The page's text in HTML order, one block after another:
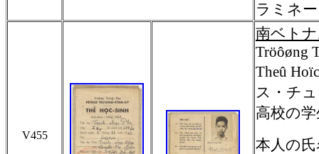
ラミネ
V455
南ベト
Tröôøng
Theû
ス・チ
高校の
本人の